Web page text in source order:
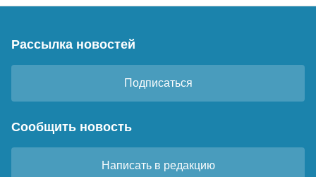
Рассылка новостей
Подписаться
Сообщить новость
Написать в редакцию